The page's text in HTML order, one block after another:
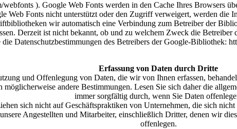
). Google Web Fonts werden in den Cache Ihres Browsers
Web Fonts nicht unterstützt oder den Zugriff verweigert, werden die
wir automatisch eine Verbindung zum Betreiber der
Derzeit ist nicht bekannt, ob und zu welchem Zweck die Betreiber
Datenschutzbestimmungen des Betreibers der Google-Bibliothek:
Erfassung von Daten durch Dritte
und Offenlegung von Daten, die wir von Ihnen erfassen,
andere Bestimmungen. Lesen Sie sich daher die
immer sorgfältig durch, wenn Sie Daten
sich nicht auf Geschäftspraktiken von Unternehmen, die sich
Angestellten und Mitarbeiter, einschließlich Dritter, denen wir
offenlegen.